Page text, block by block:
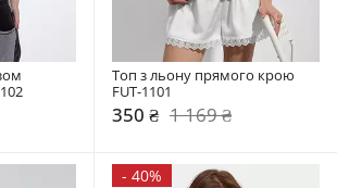
Топ з льону прямого крою
FUT-1101
350 ₴ 1 169 ₴
- 40%